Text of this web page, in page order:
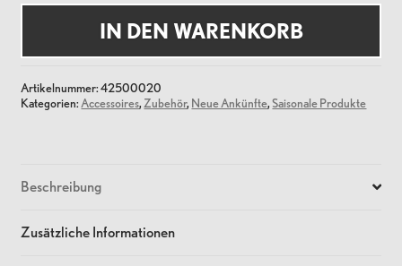
Menge
IN DEN WARENKORB
Artikelnummer:42500020
Kategorien: Accessoires, Zubehör, Neue Ankünfte,Saisonale Produkte
Beschreibung
Zusätzliche Informationen